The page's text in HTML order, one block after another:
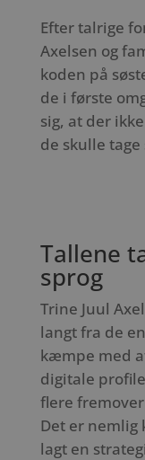
Efter talrige
Axelsen og
koden på
de i første
sig, at der
de skulle
Tallene
sprog
Trine Juul
langt fra de
kæmpe med
digitale
flere
Det er nemlig
lagt en